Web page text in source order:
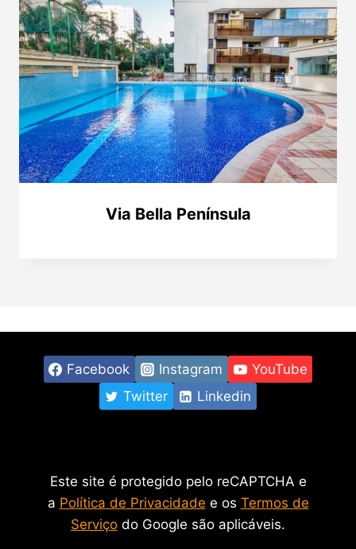
Via Bella Península
Facebook Instagram
YouTube
Twitter
Linkedin
Este site é protegido pelo reCAPTCHA e
a Política de Privacidade e os Termos de
Serviço do Google são aplicáveis.